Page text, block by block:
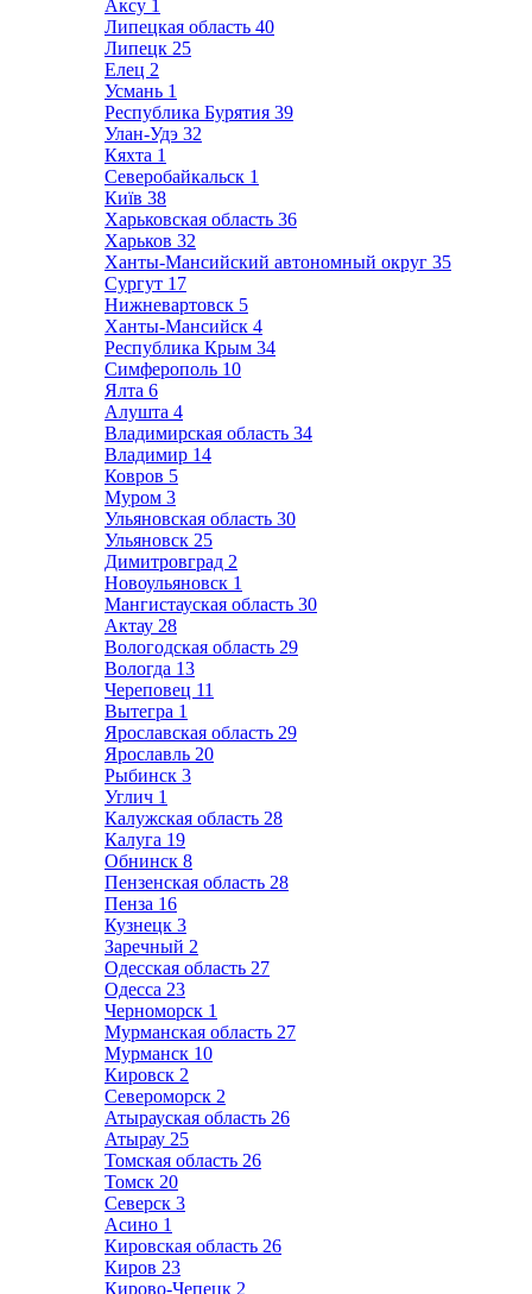
Аксу 1
Липецкая область 40
Липецк 25
Елец 2
Усмань 1
Республика Бурятия 39
Улан-Удэ 32
Кяхта 1
Северобайкальск 1
Київ 38
Харьковская область 36
Харьков 32
Ханты-Мансийский автономный округ 35
Сургут 17
Нижневартовск 5
Ханты-Мансийск 4
Республика Крым 34
Симферополь 10
Ялта 6
Алушта 4
Владимирская область 34
Владимир 14
Ковров 5
Муром 3
Ульяновская область 30
Ульяновск 25
Димитровград 2
Новоульяновск 1
Мангистауская область 30
Актау 28
Вологодская область 29
Вологда 13
Череповец 11
Вытегра 1
Ярославская область 29
Ярославль 20
Рыбинск 3
Углич 1
Калужская область 28
Калуга 19
Обнинск 8
Пензенская область 28
Пенза 16
Кузнецк 3
Заречный 2
Одесская область 27
Одесса 23
Черноморск 1
Мурманская область 27
Мурманск 10
Кировск 2
Североморск 2
Атырауская область 26
Атырау 25
Томская область 26
Томск 20
Северск 3
Асино 1
Кировская область 26
Киров 23
Кирово-Чепецк 2